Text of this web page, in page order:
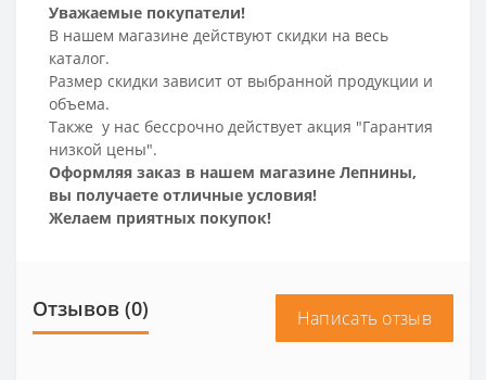
Уважаемые покупатели!
В нашем магазине действуют скидки на весь
каталог.
Размер скидки зависит от выбранной продукции и
объема.
Также у нас бессрочно действует акция "Гарантия
низкой цены".
Оформляя заказ в нашем магазине Лепнины,
вы получаете отличные условия!
Желаем приятных покупок!
Отзывов (0) Написать отзыв